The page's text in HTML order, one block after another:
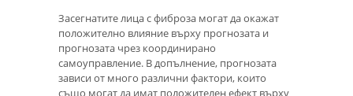
Засегнатите лица с фиброза могат да окажат
положително влияние върху прогнозата и
прогнозата чрез координирано
самоуправление. В допълнение, прогнозата
зависи от много различни фактори, които
също могат да имат положителен ефект върху